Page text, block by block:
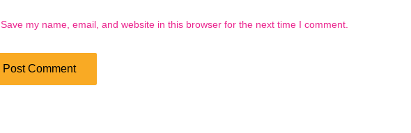
Save my name, email, and website in this browser for the next time I comment.